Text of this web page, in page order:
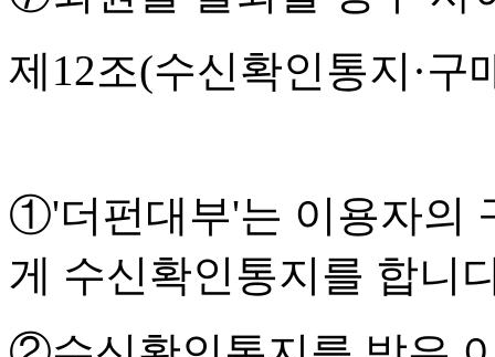
제12조(수신확인통지·구
①'더펀대부'는 이용자의
게 수신확인통지를 합니